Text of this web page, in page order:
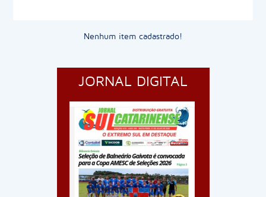
Nenhum item cadastrado!
JORNAL DIGITAL